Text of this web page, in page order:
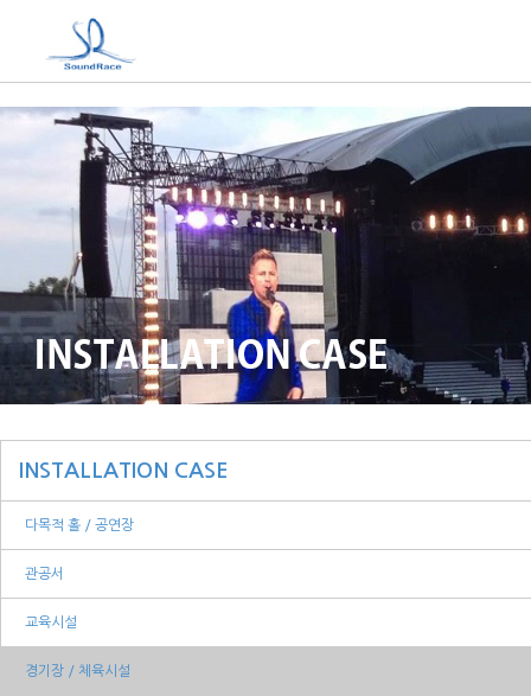
INSTALLATION CASE
다목적 홀 / 공연장
관공서
교육시설
경기장 / 체육시설